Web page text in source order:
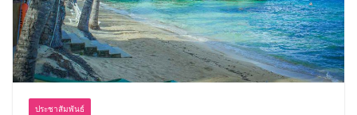
ประชาสัมพันธ์